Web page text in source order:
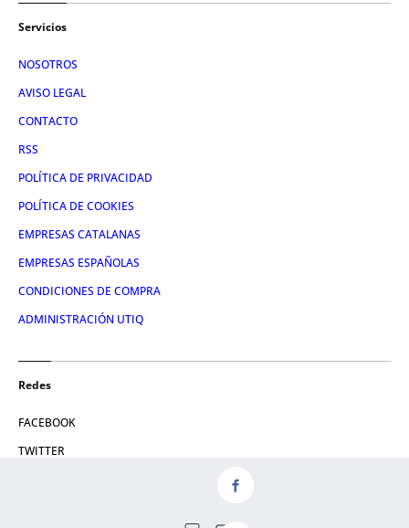
Servicios
NOSOTROS
AVISO LEGAL
CONTACTO
RSS
POLÍTICA DE PRIVACIDAD
POLÍTICA DE COOKIES
EMPRESAS CATALANAS
EMPRESAS ESPAÑOLAS
CONDICIONES DE COMPRA
ADMINISTRACIÓN UTIQ
Redes
FACEBOOK
TWITTER